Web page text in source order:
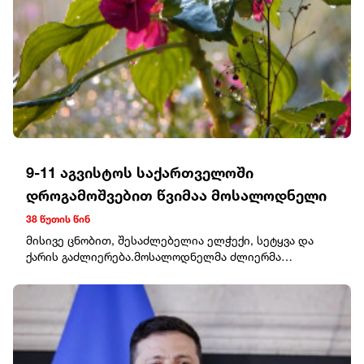
შეერთებული შტატებისგან უსაფრთხოების ძლიერი
გარანტიები ექნება რუსეთის ფედერაციის მხრიდან
განმეორებითი თავდასხმის შემთხვევაში.ომის
დასრულების კომენტირებისას ზელენსკიმ აღნიშნა,
რომ ორივე მხარეს ამჟამად ცეცხლის შეწყვეტა
სჭირდება, რადგან არავინ იცის, როგორ დასრულდება
ეს ომი.
9-11 აგვისტოს საქართველოში
დროგამოშვებით წვიმაა მოსალოდნელი
38 წუთის წინ
მისივე ცნობით, შესაძლებელია ელჭექი, სეტყვა და
ქარის გაძლიერება.მოსალოდნელმა ძლიერმა
წყალმოვარდნები, ხოლო გორაკ-ბორცვიან და მთიან
ზონებში მეწყრულ-ღვარცოფული პროცესების ჩასახვა-
გაქტიურება გამოიწვიოს (საფრთხის დონე საშუალო).